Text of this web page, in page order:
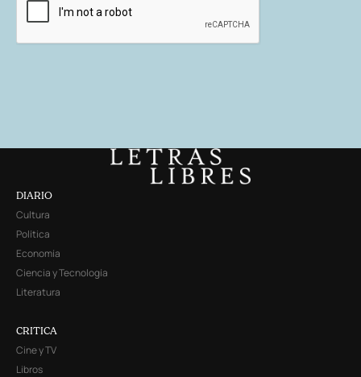
DIARIO
Cultura
Política
Economía
Ciencia y Tecnología
Literatura
CRITICA
Cine y TV
Libros